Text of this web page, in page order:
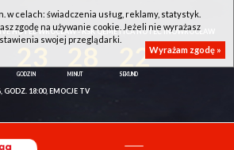
HOTEL WROCŁAW - KSK QEMETICA NOTEĆ INOWROCŁAW
22
GODZ. 18:00, EMOCJE TV
w celach: świadczenia usług, reklamy, statystyk.
zgodę na używanie cookie. Jeżeli nie wyrażasz
swojej przeglądarki.
Wyrażam zgodę »